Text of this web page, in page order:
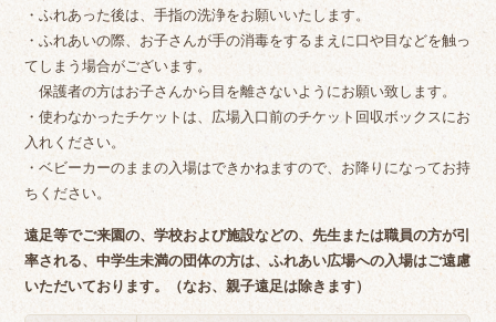
・ふれあった後は、手指の洗浄をお願いいたします。
・ふれあいの際、お子さんが手の消毒をするまえに口や目などを触っ
てしまう場合がございます。
保護者の方はお子さんから目を離さないようにお願い致します。
・使わなかったチケットは、広場入口前のチケット回収ボックスにお
入れください。
・ベビーカーのままの入場はできかねますので、お降りになってお持
ちください。
遠足等でご来園の、学校および施設などの、先生または職員の方が引
率される、中学生未満の団体の方は、ふれあい広場への入場はご遠慮
いただいております。（なお、親子遠足は除きます）